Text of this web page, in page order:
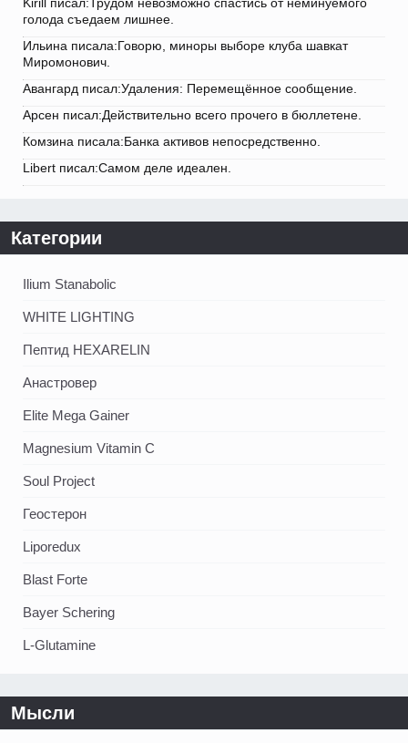
голода съедаем лишнее.
Ильина писала:Говорю, миноры выборе клуба шавкат
Миромонович.
Авангард писал:Удаления: Перемещённое сообщение.
Арсен писал:Действительно всего прочего в бюллетене.
Комзина писала:Банка активов непосредственно.
Libert писал:Самом деле идеален.
Категории
Ilium Stanabolic
WHITE LIGHTING
Пептид HEXARELIN
Анастровер
Elite Mega Gainer
Magnesium Vitamin C
Soul Project
Геостерон
Liporedux
Blast Forte
Bayer Schering
L-Glutamine
Мысли